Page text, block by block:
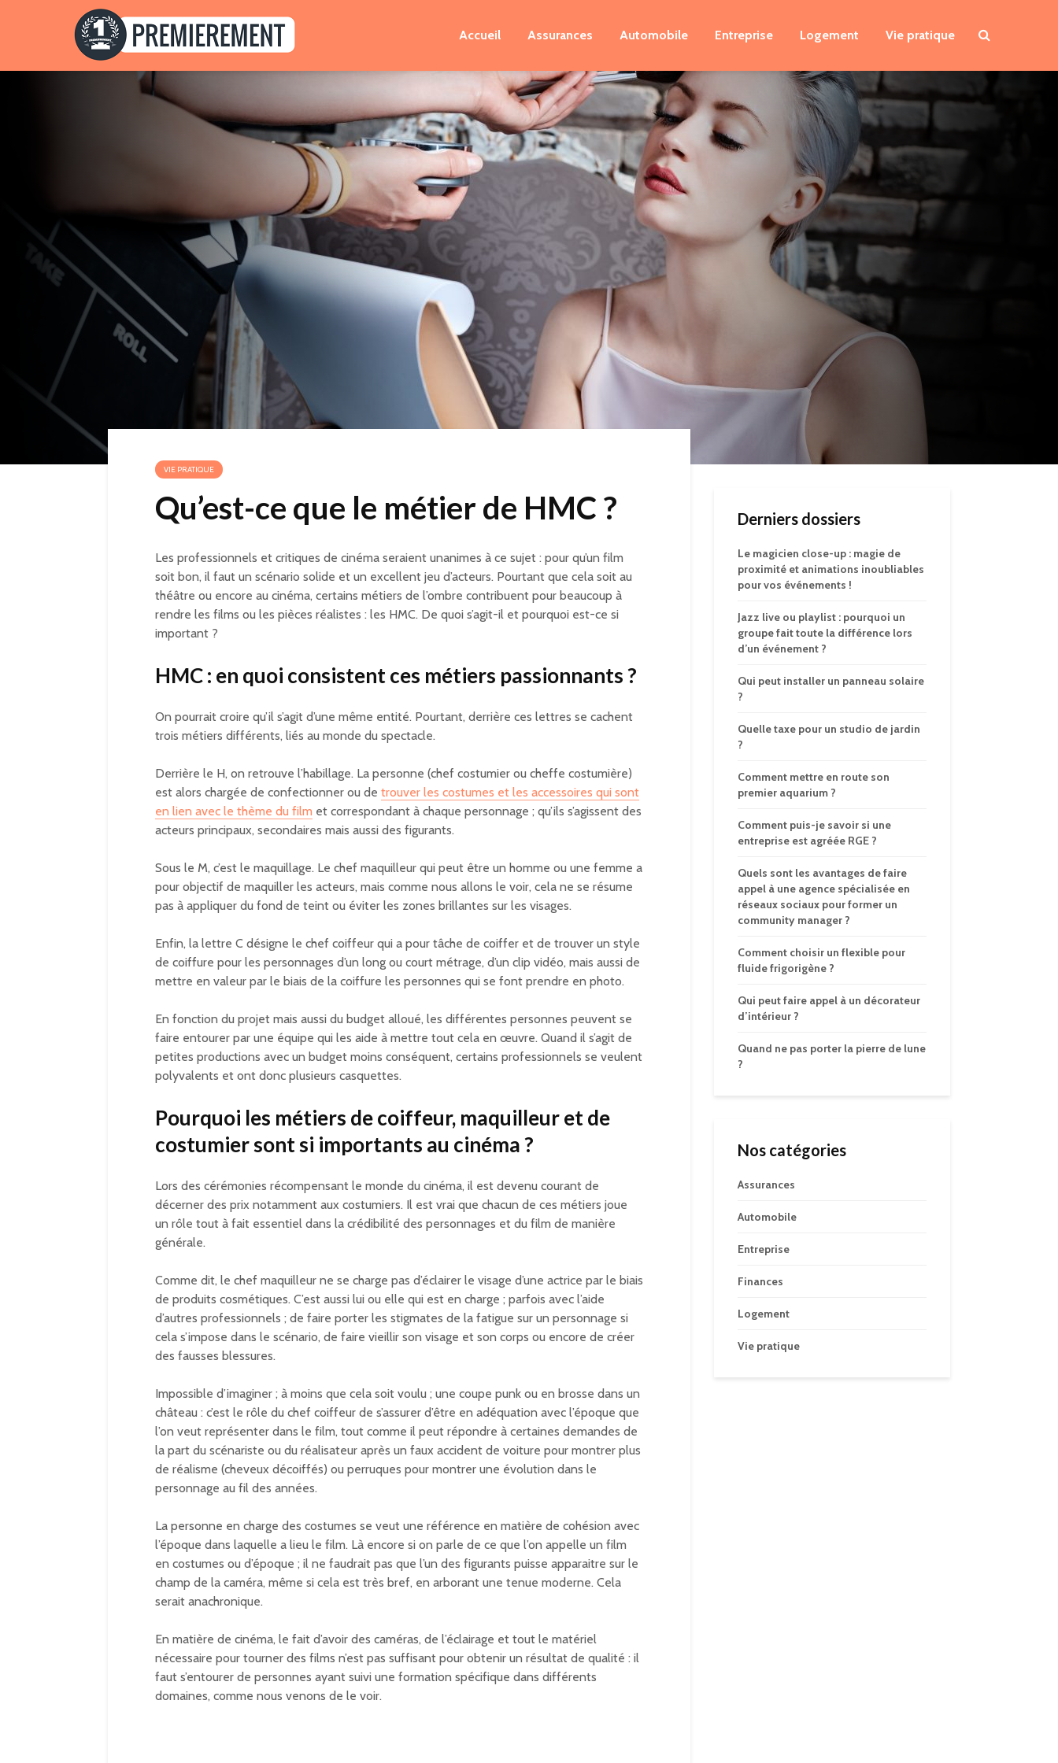
Accueil Assurances Automobile Entreprise Logement Vie pratique
VIE PRATIQUE
Qu’est-ce que le métier de HMC ?
Les professionnels et critiques de cinéma seraient unanimes à ce sujet : pour qu’un film
soit bon, il faut un scénario solide et un excellent jeu d’acteurs. Pourtant que cela soit au
théâtre ou encore au cinéma, certains métiers de l’ombre contribuent pour beaucoup à
rendre les films ou les pièces réalistes : les HMC. De quoi s’agit-il et pourquoi est-ce si
important ?
HMC : en quoi consistent ces métiers passionnants ?
On pourrait croire qu’il s’agit d’une même entité. Pourtant, derrière ces lettres se cachent
trois métiers différents, liés au monde du spectacle.
Derrière le H, on retrouve l’habillage. La personne (chef costumier ou cheffe costumière)
est alors chargée de confectionner ou de trouver les costumes et les accessoires qui sont
en lien avec le thème du film et correspondant à chaque personnage ; qu’ils s’agissent des
acteurs principaux, secondaires mais aussi des figurants.
Sous le M, c’est le maquillage. Le chef maquilleur qui peut être un homme ou une femme a
pour objectif de maquiller les acteurs, mais comme nous allons le voir, cela ne se résume
pas à appliquer du fond de teint ou éviter les zones brillantes sur les visages.
Enfin, la lettre C désigne le chef coiffeur qui a pour tâche de coiffer et de trouver un style
de coiffure pour les personnages d’un long ou court métrage, d’un clip vidéo, mais aussi de
mettre en valeur par le biais de la coiffure les personnes qui se font prendre en photo.
En fonction du projet mais aussi du budget alloué, les différentes personnes peuvent se
faire entourer par une équipe qui les aide à mettre tout cela en œuvre. Quand il s’agit de
petites productions avec un budget moins conséquent, certains professionnels se veulent
polyvalents et ont donc plusieurs casquettes.
Pourquoi les métiers de coiffeur, maquilleur et de
costumier sont si importants au cinéma ?
Lors des cérémonies récompensant le monde du cinéma, il est devenu courant de
décerner des prix notamment aux costumiers. Il est vrai que chacun de ces métiers joue
un rôle tout à fait essentiel dans la crédibilité des personnages et du film de manière
générale.
Comme dit, le chef maquilleur ne se charge pas d’éclairer le visage d’une actrice par le biais
de produits cosmétiques. C’est aussi lui ou elle qui est en charge ; parfois avec l’aide
d’autres professionnels ; de faire porter les stigmates de la fatigue sur un personnage si
cela s’impose dans le scénario, de faire vieillir son visage et son corps ou encore de créer
des fausses blessures.
Impossible d’imaginer ; à moins que cela soit voulu ; une coupe punk ou en brosse dans un
château : c’est le rôle du chef coiffeur de s’assurer d’être en adéquation avec l’époque que
l’on veut représenter dans le film, tout comme il peut répondre à certaines demandes de
la part du scénariste ou du réalisateur après un faux accident de voiture pour montrer plus
de réalisme (cheveux décoiffés) ou perruques pour montrer une évolution dans le
personnage au fil des années.
La personne en charge des costumes se veut une référence en matière de cohésion avec
l’époque dans laquelle a lieu le film. Là encore si on parle de ce que l’on appelle un film
en costumes ou d’époque ; il ne faudrait pas que l’un des figurants puisse apparaitre sur le
champ de la caméra, même si cela est très bref, en arborant une tenue moderne. Cela
serait anachronique.
En matière de cinéma, le fait d’avoir des caméras, de l’éclairage et tout le matériel
nécessaire pour tourner des films n’est pas suffisant pour obtenir un résultat de qualité : il
faut s’entourer de personnes ayant suivi une formation spécifique dans différents
domaines, comme nous venons de le voir.
Derniers dossiers
Le magicien close-up : magie de
proximité et animations inoubliables
pour vos événements !
Jazz live ou playlist : pourquoi un
groupe fait toute la différence lors
d’un événement ?
Qui peut installer un panneau solaire
?
Quelle taxe pour un studio de jardin
?
Comment mettre en route son
premier aquarium ?
Comment puis-je savoir si une
entreprise est agréée RGE ?
Quels sont les avantages de faire
appel à une agence spécialisée en
réseaux sociaux pour former un
community manager ?
Comment choisir un flexible pour
fluide frigorigène ?
Qui peut faire appel à un décorateur
d’intérieur ?
Quand ne pas porter la pierre de lune
?
Nos catégories
Assurances
Automobile
Entreprise
Finances
Logement
Vie pratique